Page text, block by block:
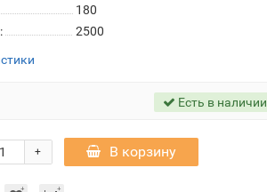
180
2500
Есть в наличии
+ В корзину